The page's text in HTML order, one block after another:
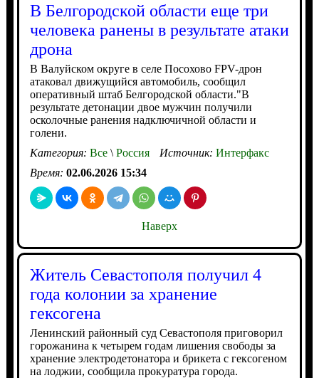
В Белгородской области еще три
человека ранены в результате атаки
дрона
В Валуйском округе в селе Посохово FPV-дрон
атаковал движущийся автомобиль, сообщил
оперативный штаб Белгородской области."В
результате детонации двое мужчин получили
осколочные ранения надключичной области и
голени.
Категория: Все\Россия Источник: Интерфакс
Время: 02.06.2026 15:34
Наверх
Житель Севастополя получил 4
года колонии за хранение
гексогена
Ленинский районный суд Севастополя приговорил
горожанина к четырем годам лишения свободы за
хранение электродетонатора и брикета с гексогеном
на лоджии, сообщила прокуратура города.